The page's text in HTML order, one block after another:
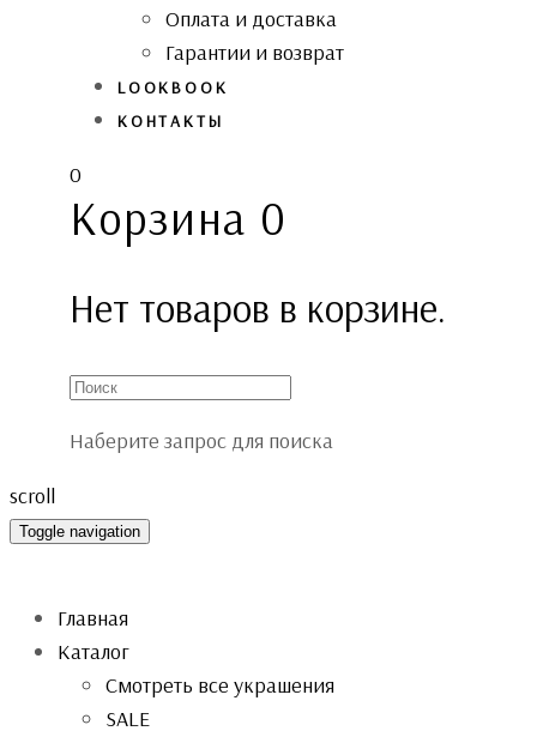
Оплата и доставка
Гарантии и возврат
LOOKBOOK
КОНТАКТЫ
0
Корзина 0
Нет товаров в корзине.
Наберите запрос для поиска
scroll
Toggle navigation
Главная
Каталог
Смотреть все украшения
SALE